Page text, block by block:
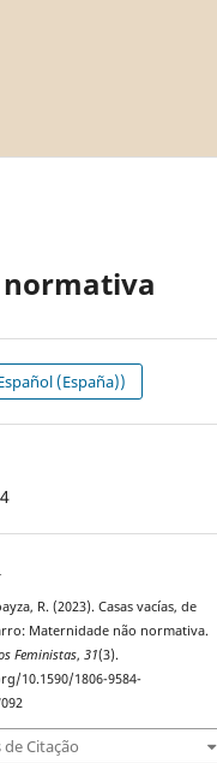
normativa
(España))
R. (2023). Casas vacías, de
Maternidade não normativa.
Feministas,31(3).
10.1590/1806-9584-
Citação